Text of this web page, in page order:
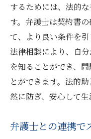
するためには、法的
す。弁護士は契約書
て、より良い条件を引
法律相談により、自
を知ることができ、
とができます。法的
然に防ぎ、安心して生
弁護士との連携で